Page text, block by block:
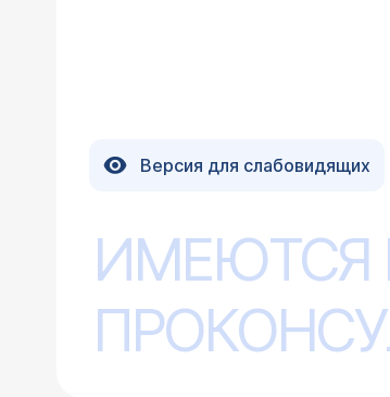
Версия для слабовидящих
ИМЕЮТСЯ